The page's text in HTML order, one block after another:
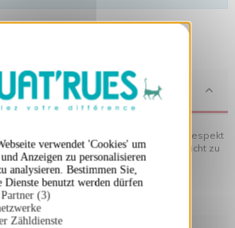
verwendet 'Cookies' um
Anzeigen zu personalisieren
analysieren. Bestimmen Sie,
Dienste benutzt werden dürfen
(3)
Zähldienste
besteht aus Bio-Baumwolle, die mit Respekt
gegenüber hergestellt wurde... nicht zu
die Ihrer Kleidung noch mehr
Philosophie